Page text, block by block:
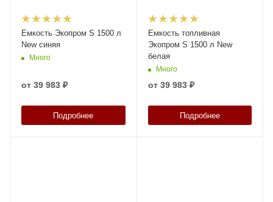
Емкость Экопром S 1500 л
New синяя
Много
от 39 983 ₽
Подробнее
Емкость топливная
Экопром S 1500 л New
белая
Много
от 39 983 ₽
Подробнее